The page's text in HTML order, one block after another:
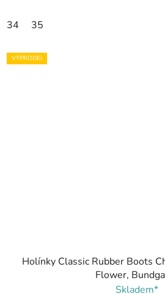
34 35
VÝPRODEJ
Holínky Classic Rubber Boots
Flower,
Skladem*